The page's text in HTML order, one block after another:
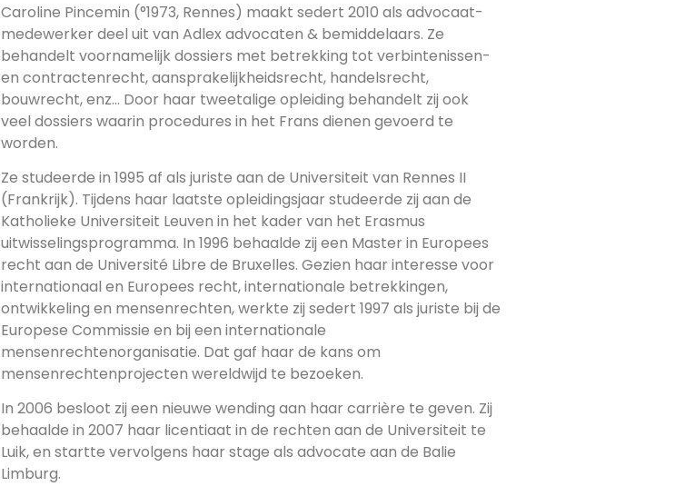
Caroline Pincemin (°1973, Rennes) maakt sedert 2010 als advocaat-
medewerker deel uit van Adlex advocaten & bemiddelaars. Ze
behandelt voornamelijk dossiers met betrekking tot verbintenissen-
en contractenrecht, aansprakelijkheidsrecht, handelsrecht,
bouwrecht, enz… Door haar tweetalige opleiding behandelt zij ook
veel dossiers waarin procedures in het Frans dienen gevoerd te
worden.
Ze studeerde in 1995 af als juriste aan de Universiteit van Rennes II
(Frankrijk). Tijdens haar laatste opleidingsjaar studeerde zij aan de
Katholieke Universiteit Leuven in het kader van het Erasmus
uitwisselingsprogramma. In 1996 behaalde zij een Master in Europees
recht aan de Université Libre de Bruxelles. Gezien haar interesse voor
internationaal en Europees recht, internationale betrekkingen,
ontwikkeling en mensenrechten, werkte zij sedert 1997 als juriste bij de
Europese Commissie en bij een internationale
mensenrechtenorganisatie. Dat gaf haar de kans om
mensenrechtenprojecten wereldwijd te bezoeken.
In 2006 besloot zij een nieuwe wending aan haar carrière te geven. Zij
behaalde in 2007 haar licentiaat in de rechten aan de Universiteit te
Luik, en startte vervolgens haar stage als advocate aan de Balie
Limburg.